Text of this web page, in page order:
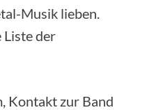
Musik lieben.
Liste der
Kontakt zur Band